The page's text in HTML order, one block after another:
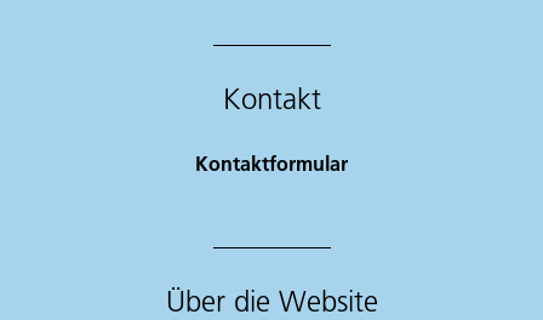
Kontakt
Kontaktformular
Über die Website